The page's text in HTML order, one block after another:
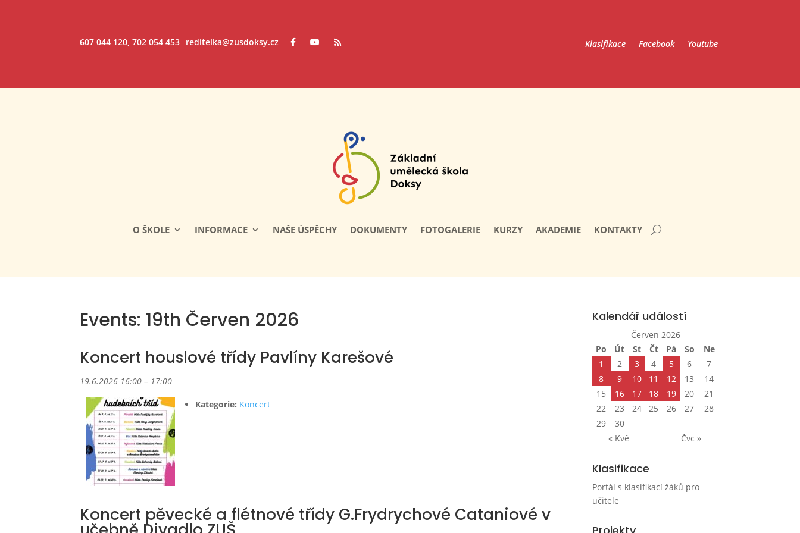
607 044 120, 702 054 453 reditelka@zusdoksy.cz Klasifikace Facebook Youtube
O ŠKOLE INFORMACE NAŠE ÚSPĚCHY DOKUMENTY FOTOGALERIE KURZY AKADEMIE KONTAKTY
Events: 19th Červen 2026
Koncert houslové třídy Pavlíny Karešové
19.6.2026 16:00 – 17:00
Kategorie: Koncert
Koncert pěvecké a flétnové třídy G.Frydrychové Cataniové v
Kalendář událostí
Červen 2026
Po
Út St Čt Pá So
Ne
1
2 3 4 5 6
7
8
9 10 11 12 13
14
15
16 17 18 19 20
21
22
23 24 25 26 27
28
29
30
« Kvě
Čvc »
Klasifikace
Portál s klasifikací žáků pro
učitele